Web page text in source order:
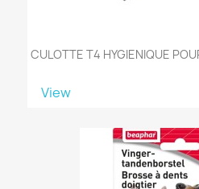
CULOTTE T4 HYGIENIQUE
View